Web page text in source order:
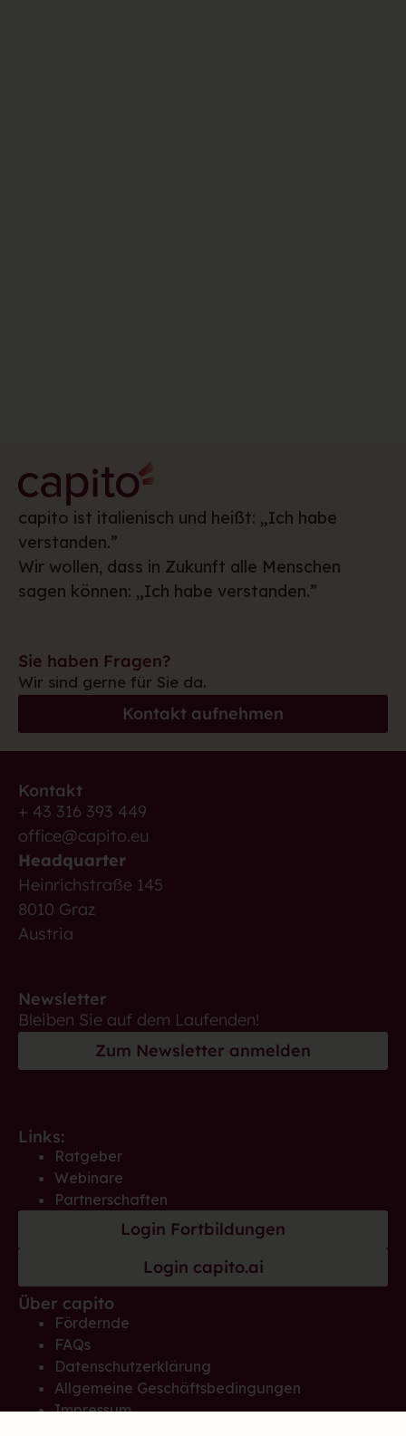
capito ist italienisch und heißt: „Ich habe
verstanden.”
Wir wollen, dass in Zukunft alle Menschen
sagen können: „Ich habe verstanden.”
Sie haben Fragen?
Wir sind gerne für Sie da.
Kontakt aufnehmen
Kontakt
+ 43 316 393 449
office@capito.eu
Headquarter
Heinrichstraße 145
8010 Graz
Austria
Newsletter
Bleiben Sie auf dem Laufenden!
Zum Newsletter anmelden
Links:
Ratgeber
Webinare
Partnerschaften
Login Fortbildungen
Login capito.ai
Über capito
Fördernde
FAQs
Datenschutzerklärung
Allgemeine Geschäftsbedingungen
Impressum